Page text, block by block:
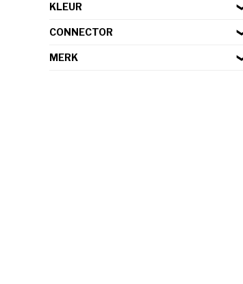
KLEUR
CONNECTOR
MERK